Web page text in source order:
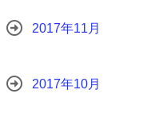
2017年11月
2017年10月